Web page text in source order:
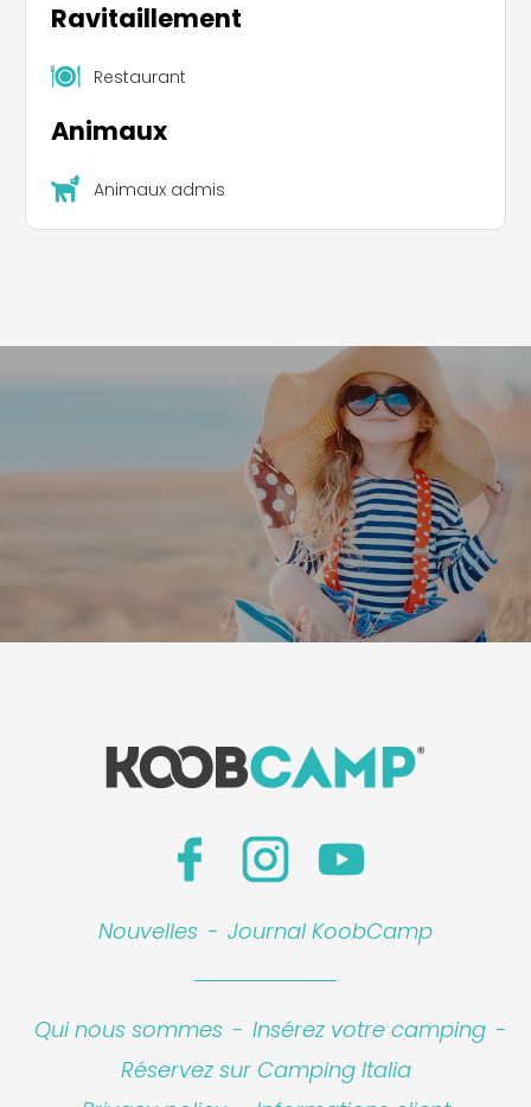
Ravitaillement
Restaurant
Animaux
Animaux admis
Nouvelles - Journal KoobCamp
Qui nous sommes - Insérez votre camping -
Réservez sur Camping Italia